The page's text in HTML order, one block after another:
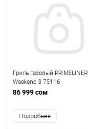
Гриль газовый PRIMELINER
Weekend 3 75116
86 999 сом
Подробнее